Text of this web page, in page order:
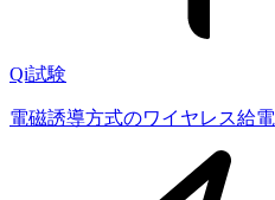
Qi試験
電磁誘導方式のワイヤレス給電